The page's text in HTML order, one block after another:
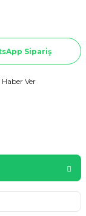
Sipariş
Ver